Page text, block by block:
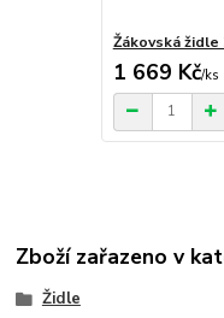
Žákovská židle
1 669 Kč/ks
Zboží zařazeno v
Židle